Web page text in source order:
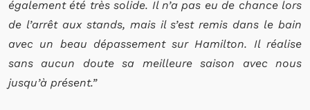
également été très solide. Il n’a pas eu de chance lors
de l’arrêt aux stands, mais il s’est remis dans le bain
avec un beau dépassement sur Hamilton. Il réalise
sans aucun doute sa meilleure saison avec nous
jusqu’à présent.”